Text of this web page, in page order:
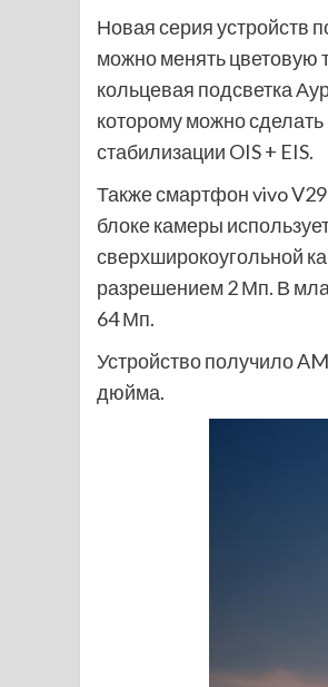
Новая серия устройств
можно менять цветовую
кольцевая подсветка
которому можно
стабилизации OIS + EIS.
Также смартфон vivo
блоке камеры
сверхширокоугольной
разрешением 2 Мп. В
64 Мп.
Устройство получило
дюйма.